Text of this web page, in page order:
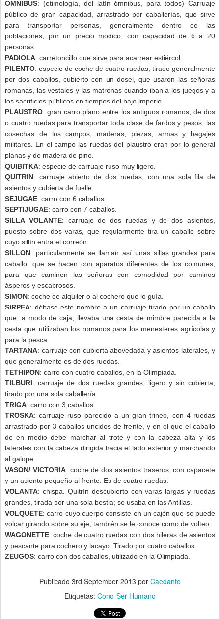
OMNIBUS: (etimología, del latín ómnibus, para todos) Carruaje
público de gran capacidad, arrastrado por caballerías, que sirve
para transportar personas, generalmente dentro de las
poblaciones, por un precio módico, con capacidad de 6 a 20
personas
PADIOLA: carretoncillo que sirve para acarrear estiércol.
PILENTO: especie de coche de cuatro ruedas, tirado generalmente
por dos caballos, cubierto con un dosel, que usaron las señoras
romanas, las vestales y las matronas cuando iban a los juegos y a
los sacrificios públicos en tiempos del bajo imperio.
PLAUSTRO: gran carro plano entre los antiguos romanos, de dos
o cuatro ruedas para transportar toda clase de fardos y pesos, las
cosechas de los campos, maderas, piezas, armas y bagajes
militares. En el campo las ruedas del plaustro eran por lo general
planas y de madera de pino.
QUIBITKA: especie de carruaje ruso muy ligero.
QUITRIN: carruaje abierto de dos ruedas, con una sola fila de
asientos y cubierta de fuelle.
SEJUGAE: carro con 6 caballos.
SEPTIJUGAE: carro con 7 caballos.
SILLA VOLANTE: carruaje de dos ruedas y de dos asientos,
puesto sobre dos varas, que regularmente tira un caballo sobre
cuyo sillín entra el correón.
SILLON: particularmente se llaman así unas sillas grandes para
caballo, que se hacen con aparatos diferentes de los comunes,
para que caminen las señoras con comodidad por caminos
ásperos y escabrosos.
SIMON: coche de alquiler o al cochero que lo guía.
SIRPEA: débase este nombre a un carruaje tirado por un caballo
que, a modo de caja, llevaba una cesta de mimbre parecida a la
cesta que utilizaban los romanos para los menesteres agrícolas y
para la pesca.
TARTANA: carruaje con cubierta abovedada y asientos laterales, y
que generalmente es de dos ruedas.
TETHIPON: carro con cuatro caballos, en la Olimpiada.
TILBURI: carruaje de dos ruedas grandes, ligero y sin cubierta,
tirado por una sola caballería.
TRIGA: carro con 3 caballos.
TROSKA: carruaje ruso parecido a un gran trineo, con 4 ruedas
arrastrado por 3 caballos uncidos de frente, y en el que el caballo
de en medio debe marchar al trote y con la cabeza alta y los
laterales con la cabeza dirigida hacia el lado exterior y marchando
al galope.
VASON/ VICTORIA: coche de dos asientos traseros, con capacete
y un asiento pequeño al frente. Es de cuatro ruedas.
VOLANTA: chispa. Quitrín descubierto con varas largas y ruedas
grandes, tirada por una sola bestia; se usaba en las Antillas.
VOLQUETE: carro cuyo cuerpo consiste en un cajón que se puede
volcar girando sobre su eje, también se le conoce como de volteo.
WAGONETTE: coche de cuatro ruedas con dos hileras de asientos
y pescante para cochero y lacayo. Tirado por cuatro caballos.
ZEUGOS: carro con dos caballos, utilizado en la Olimpiada.
Publicado 3rd September 2013 por Caedanto
Etiquetas: Cono-Ser Humano